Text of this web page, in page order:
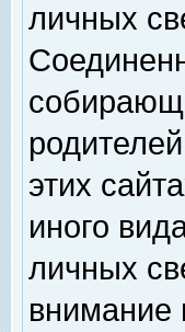
личных
этих
иного
личных
внимание